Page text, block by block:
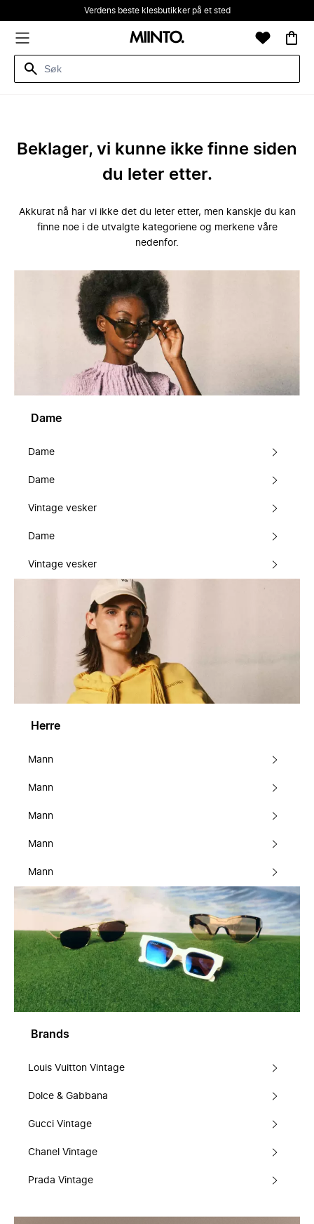
Verdens beste klesbutikker på et sted
Beklager, vi kunne ikke finne siden
du leter etter.
Akkurat nå har vi ikke det du leter etter, men kanskje du kan
finne noe i de utvalgte kategoriene og merkene våre
nedenfor.
Dame
Dame
Dame
Vintage vesker
Dame
Vintage vesker
Herre
Mann
Mann
Mann
Mann
Mann
Brands
Louis Vuitton Vintage
Dolce & Gabbana
Gucci Vintage
Chanel Vintage
Prada Vintage